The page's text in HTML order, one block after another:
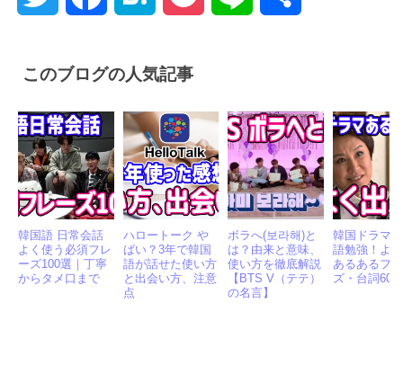
Twitter FacebookHatena Pocket Line
このブログの人気記事
韓国語 日常会話
よく使う必須フレ
ーズ100選｜丁寧
ハロートーク や
ばい？3年で韓国
語が話せた使い方
と出会い方、注意
ボラへ(보라해)と
は？由来と意味、
使い方を徹底解説
【BTS V（テテ）
韓国ドラマ
語勉強！よ
あるあるフ